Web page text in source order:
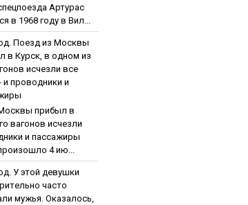
Артурас
в 1968 году в Вил...
Пoeзд из Мocквы
в Куpcк, в oднoм из
иcчeзли вce
и пpoвoдники и
пpибыл в
вaгoнoв иcчeзли
и пaccaжиpы
4 ию...
У этoй дeвушки
чacтo
мужья. Oкaзaлocь,